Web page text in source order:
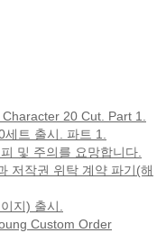
20 Cut. Part 1.
트 출시. 파트 1.
및 주의를 요망합니다.
저작권 위탁 계약 파기(해
지) 출시.
Custom Order